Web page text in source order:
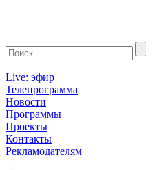
Live: эфир
Телепрограмма
Новости
Программы
Проекты
Контакты
Рекламодателям